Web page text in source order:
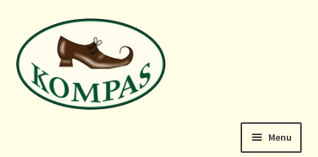
la
navigation
au
contenu
Menu